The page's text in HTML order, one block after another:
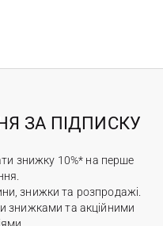
ЗА ПІДПИСКУ
знижку 10%* на перше
знижки та розпродажі.
знижками та акційними